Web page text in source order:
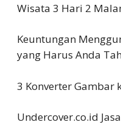
Wisata 3 Hari 2
Keuntungan
yang Harus Anda
3 Konverter Gambar
Undercover.co.id